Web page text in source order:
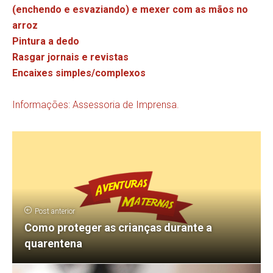
(enchendo e esvaziando) e mexer com as mãos no
arroz
Pintura a dedo
Rasgar jornais e revistas
Encaixes simples/complexos
Informações: Assessoria de Imprensa.
Post anterior
Como proteger as crianças durante a
quarentena